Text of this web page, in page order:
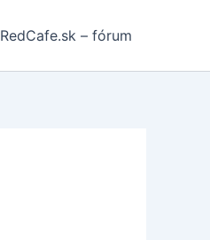
RedCafe.sk – fórum